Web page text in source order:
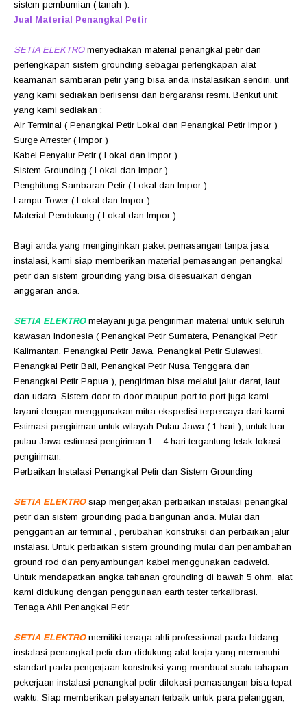
sistem pembumian ( tanah ).
Jual Material Penangkal Petir
SETIA ELEKTRO menyediakan material penangkal petir dan
perlengkapan sistem grounding sebagai perlengkapan alat
keamanan sambaran petir yang bisa anda instalasikan sendiri, unit
yang kami sediakan berlisensi dan bergaransi resmi. Berikut unit
yang kami sediakan :
Air Terminal ( Penangkal Petir Lokal dan Penangkal Petir Impor )
Surge Arrester ( Impor )
Kabel Penyalur Petir ( Lokal dan Impor )
Sistem Grounding ( Lokal dan Impor )
Penghitung Sambaran Petir ( Lokal dan Impor )
Lampu Tower ( Lokal dan Impor )
Material Pendukung ( Lokal dan Impor )
Bagi anda yang menginginkan paket pemasangan tanpa jasa
instalasi, kami siap memberikan material pemasangan penangkal
petir dan sistem grounding yang bisa disesuaikan dengan
anggaran anda.
SETIA ELEKTROmelayani juga pengiriman material untuk seluruh
kawasan Indonesia ( Penangkal Petir Sumatera, Penangkal Petir
Kalimantan, Penangkal Petir Jawa, Penangkal Petir Sulawesi,
Penangkal Petir Bali, Penangkal Petir Nusa Tenggara dan
Penangkal Petir Papua ), pengiriman bisa melalui jalur darat, laut
dan udara. Sistem door to door maupun port to port juga kami
layani dengan menggunakan mitra ekspedisi terpercaya dari kami.
Estimasi pengiriman untuk wilayah Pulau Jawa ( 1 hari ), untuk luar
pulau Jawa estimasi pengiriman 1 – 4 hari tergantung letak lokasi
pengiriman.
Perbaikan Instalasi Penangkal Petir dan Sistem Grounding
SETIA ELEKTROsiap mengerjakan perbaikan instalasi penangkal
petir dan sistem grounding pada bangunan anda. Mulai dari
penggantian air terminal , perubahan konstruksi dan perbaikan jalur
instalasi. Untuk perbaikan sistem grounding mulai dari penambahan
ground rod dan penyambungan kabel menggunakan cadweld.
Untuk mendapatkan angka tahanan grounding di bawah 5 ohm, alat
kami didukung dengan penggunaan earth tester terkalibrasi.
Tenaga Ahli Penangkal Petir
SETIA ELEKTROmemiliki tenaga ahli professional pada bidang
instalasi penangkal petir dan didukung alat kerja yang memenuhi
standart pada pengerjaan konstruksi yang membuat suatu tahapan
pekerjaan instalasi penangkal petir dilokasi pemasangan bisa tepat
waktu. Siap memberikan pelayanan terbaik untuk para pelanggan,